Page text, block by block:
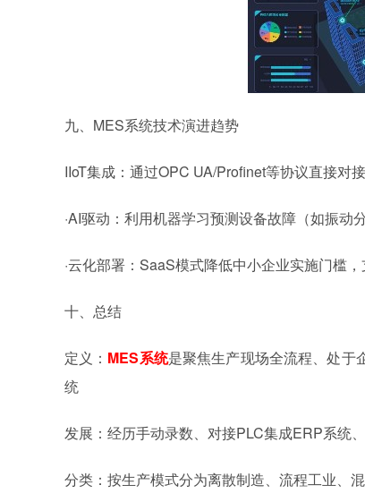
九、MES系统技术演进趋势
‌IIoT集成‌：通过OPC UA/Profinet等协议直接对接
·AI驱动‌：利用机器学习预测设备故障（如振动
·云化部署‌：SaaS模式降低中小企业实施门槛，
十、总结
定义： MES系统是聚焦生产现场全流程、处于
统
发展：经历手动录数、对接PLC集成ERP系统
分类：按生产模式分为离散制造、流程工业、